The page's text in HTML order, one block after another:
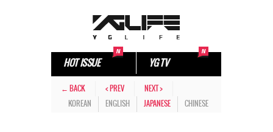
HOT ISSUE YG TV
← BACK < PREV
NEXT >
KOREAN
ENGLISH JAPANESE CHINESE